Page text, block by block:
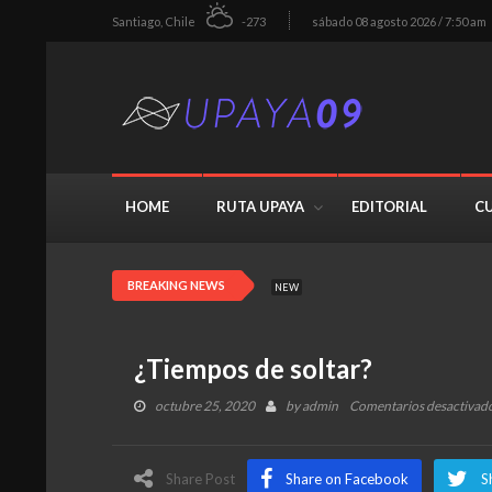
Santiago, Chile -273 sábado 08 agosto 2026 / 7:50 am
HOME RUTA UPAYA EDITORIAL
BREAKING NEWS NEW
¿Tiempos de soltar?
octubre 25, 2020 byadmin Comentarios
Share Post Share on Facebook